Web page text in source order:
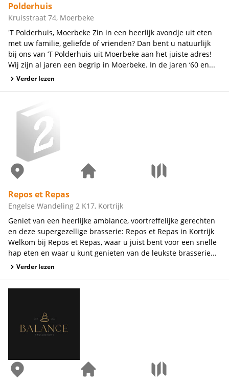
Polderhuis
Kruisstraat 74, Moerbeke
'T Polderhuis, Moerbeke Zin in een heerlijk avondje uit eten
met uw familie, geliefde of vrienden? Dan bent u natuurlijk
bij ons van ‘T Polderhuis uit Moerbeke aan het juiste adres!
Wij zijn al jaren een begrip in Moerbeke. In de jaren ‘60 en...
Verder lezen
Repos et Repas
Engelse Wandeling 2 K17, Kortrijk
Geniet van een heerlijke ambiance, voortreffelijke gerechten
en deze supergezellige brasserie: Repos et Repas in Kortrijk
Welkom bij Repos et Repas, waar u juist bent voor een snelle
hap eten en waar u kunt genieten van de leukste brasserie...
Verder lezen